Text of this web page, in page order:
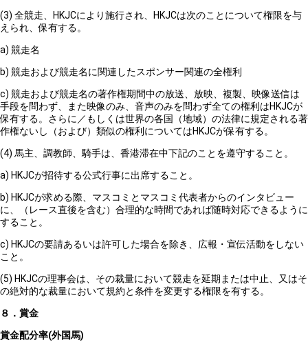
(3) 全競走、HKJCにより施行され、HKJCは次のことについて権限を与
えられ、保有する。
a) 競走名
b) 競走および競走名に関連したスポンサー関連の全権利
c) 競走および競走名の著作権期間中の放送、放映、複製、映像送信は
手段を問わず、また映像のみ、音声のみを問わず全ての権利はHKJCが
保有する。さらに／もしくは世界の各国（地域）の法律に規定される著
作権ないし（および）類似の権利についてはHKJCが保有する。
(4) 馬主、調教師、騎手は、香港滞在中下記のことを遵守すること。
a) HKJCが招待する公式行事に出席すること。
b) HKJCが求める際、マスコミとマスコミ代表者からのインタビュー
に、（レース直後を含む）合理的な時間であれば随時対応できるように
すること。
c) HKJCの要請あるいは許可した場合を除き、広報・宣伝活動をしない
こと。
(5) HKJCの理事会は、その裁量において競走を延期または中止、又はそ
の絶対的な裁量において規約と条件を変更する権限を有する。
８．賞金
賞金配分率(外国馬)